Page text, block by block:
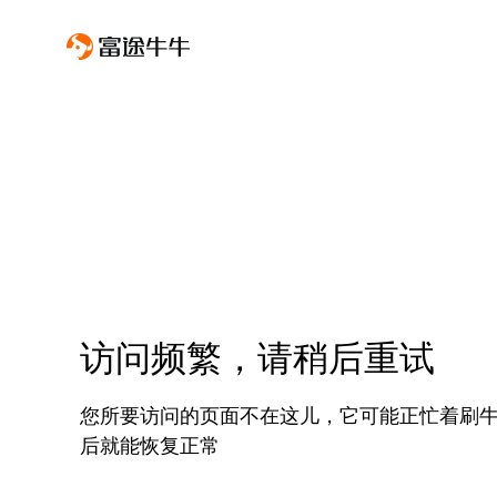
访问频繁，请稍后重试
您所要访问的页面不在这儿，它可能正忙着刷
后就能恢复正常